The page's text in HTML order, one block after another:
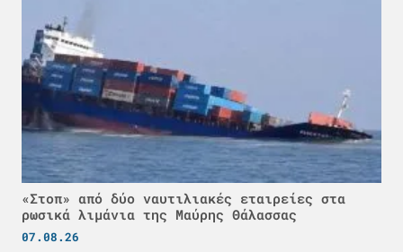
«Στοπ» από δύο ναυτιλιακές εταιρείες στα
ρωσικά λιμάνια της Μαύρης Θάλασσας
07.08.26